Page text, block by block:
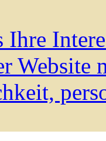
Ihre
Website